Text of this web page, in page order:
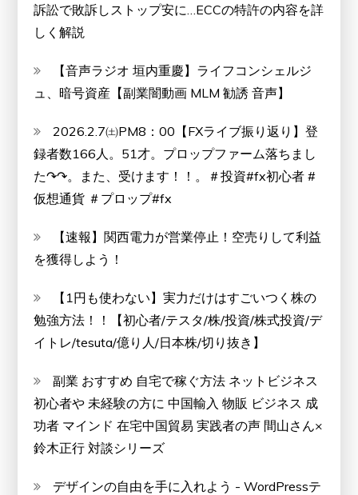
訴訟で敗訴しストップ安に…ECCの特許の内容を詳
しく解説
【音声ラジオ 垣内重慶】ライフコンシェルジ
ュ、暗号資産【副業闇動画 MLM 勧誘 音声】
2026.2.7㈯PM8：00【FXライブ振り返り】登
録者数166人。51才。プロップファーム落ちまし
た↷↷。また、受けます！！。＃投資#fx初心者 #
仮想通貨 ＃プロップ#fx
【速報】関西電力が営業停止！空売りして利益
を獲得しよう！
【1円も使わない】実力だけはすごいつく株の
勉強方法！！【初心者/テスタ/株/投資/株式投資/デ
イトレ/tesuta/億り人/日本株/切り抜き】
副業 おすすめ 自宅で稼ぐ方法 ネットビジネス
初心者や 未経験の方に 中国輸入 物販 ビジネス 成
功者 マインド 在宅中国貿易 実践者の声 間山さん×
鈴木正行 対談シリーズ
デザインの自由を手に入れよう - WordPressテ